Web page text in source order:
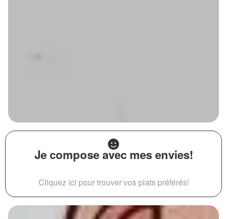
Je compose avec mes envies!
Cliquez ici pour trouver vos plats préférés!